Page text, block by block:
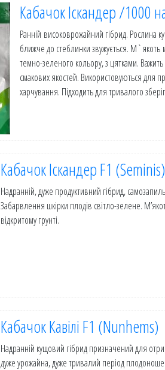
Кабачок Іскандер /1000
Ранній високоврожайний гібрид. Рослина
ближче до стеблинки звужується. М`якоть
темно-зеленого кольору, з цятками.
смакових якостей. Використовуються для
харчування. Підходить для тривалого
Кабачок Іскандер F1 (Seminis)
Надранній, дуже продуктивний гібрид,
Забарвлення шкірки плодів світло-зелене.
відкритому грунті.
Кабачок Кавілі F1 (Nunhems)
Надранній кущовий гібрид призначений для
дуже урожайна, дуже тривалий період